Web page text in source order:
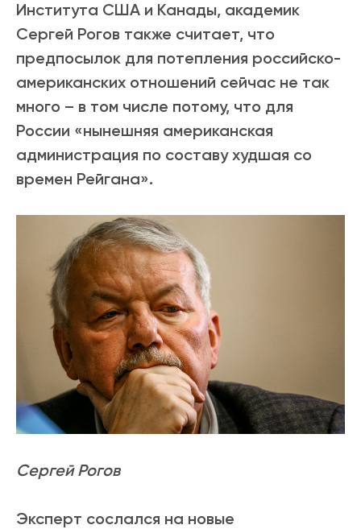
Института США и Канады, академик
Сергей Рогов также считает, что
предпосылок для потепления российско-
американских отношений сейчас не так
много – в том числе потому, что для
России «нынешняя американская
администрация по составу худшая со
времен Рейгана».
Сергей Рогов
Эксперт сослался на новые